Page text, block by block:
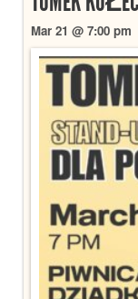
Mar 21 @ 7:00 pm